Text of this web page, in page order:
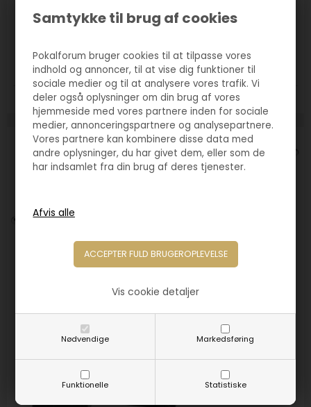
Samtykke til brug af cookies
Pokalforum bruger cookies til at tilpasse vores
indhold og annoncer, til at vise dig funktioner til
sociale medier og til at analysere vores trafik. Vi
deler også oplysninger om din brug af vores
hjemmeside med vores partnere inden for sociale
medier, annonceringspartnere og analysepartnere.
Vores partnere kan kombinere disse data med
andre oplysninger, du har givet dem, eller som de
har indsamlet fra din brug af deres tjenester.
Nødvendige Markedsføring
Funktionelle Statistiske
Vis cookie detaljer
Varenr. 4170
Statuette sølv/pink stjerner
60,00DKK
Størrelse: 180mm